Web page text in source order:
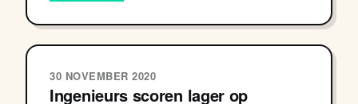
30 NOVEMBER 2020
Ingenieurs scoren lager op